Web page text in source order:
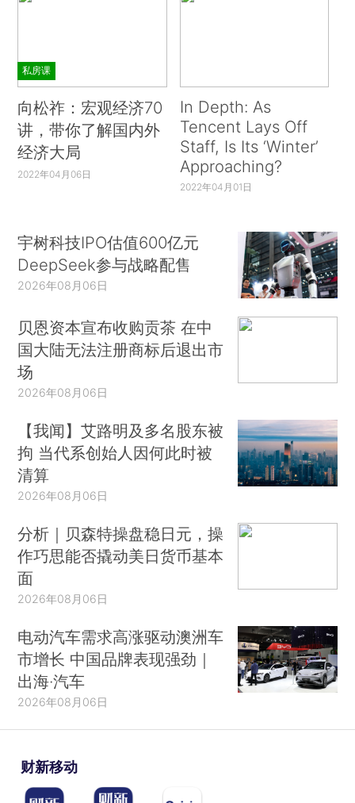
私房课
向松祚：宏观经济70
讲，带你了解国内外
经济大局
2022年04月06日
In Depth: As
Tencent Lays Off
Staff, Is Its ‘Winter’
Approaching?
2022年04月01日
宇树科技IPO估值600亿元
DeepSeek参与战略配售
2026年08月06日
贝恩资本宣布收购贡茶 在中
国大陆无法注册商标后退出市
场
2026年08月06日
【我闻】艾路明及多名股东被
拘 当代系创始人因何此时被
清算
2026年08月06日
分析｜贝森特操盘稳日元，操
作巧思能否撬动美日货币基本
面
2026年08月06日
电动汽车需求高涨驱动澳洲车
市增长 中国品牌表现强劲｜
出海·汽车
2026年08月06日
财新移动